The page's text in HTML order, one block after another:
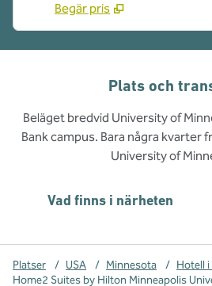
Begär pris
Plats och
Beläget bredvid University of
Bank campus. Bara några kvarter
University of
Vad finns i närheten
Platser / USA / Minnesota / Hotell
Home2 Suites by Hilton Minneapolis